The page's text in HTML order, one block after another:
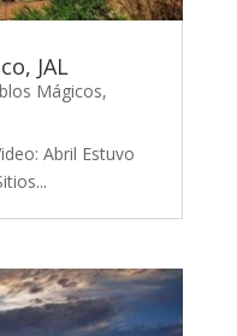
JAL
Mágicos,
Abril Estuvo